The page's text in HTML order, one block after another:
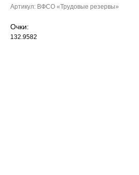
Артикул: ВФСО «Трудовые резервы»
Очки:
132.9582